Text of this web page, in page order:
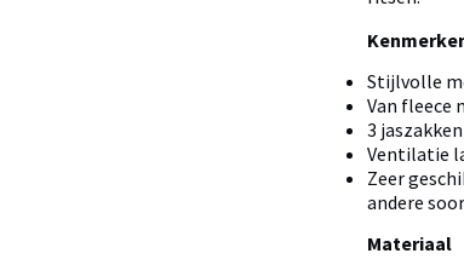
Stijlvolle
Van fleece
3
Ventilatie
Zeer
andere
Materiaal